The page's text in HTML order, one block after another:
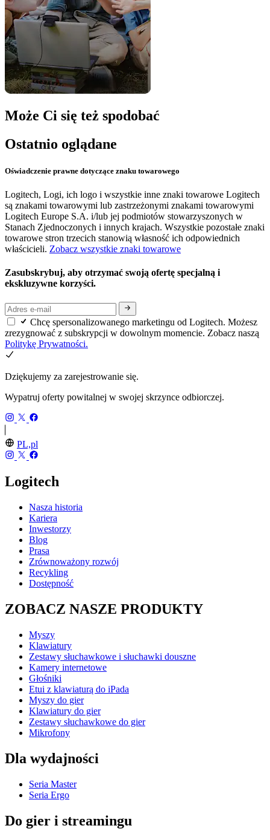
Może Ci się też spodobać
Ostatnio oglądane
Oświadczenie prawne dotyczące znaku towarowego
Logitech, Logi, ich logo i wszystkie inne znaki towarowe Logitech
są znakami towarowymi lub zastrzeżonymi znakami towarowymi
Logitech Europe S.A. i/lub jej podmiotów stowarzyszonych w
Stanach Zjednoczonych i innych krajach. Wszystkie pozostałe znaki
towarowe stron trzecich stanowią własność ich odpowiednich
właścicieli. Zobacz wszystkie znaki towarowe
Zasubskrybuj, aby otrzymać swoją ofertę specjalną i
ekskluzywne korzyści.
Chcę spersonalizowanego marketingu od Logitech. Możesz
zrezygnować z subskrypcji w dowolnym momencie. Zobacz naszą
Politykę Prywatności.
Dziękujemy za zarejestrowanie się.
Wypatruj oferty powitalnej w swojej skrzynce odbiorczej.
PL,pl
Logitech
Nasza historia
Kariera
Inwestorzy
Blog
Prasa
Zrównoważony rozwój
Recykling
Dostępność
ZOBACZ NASZE PRODUKTY
Myszy
Klawiatury
Zestawy słuchawkowe i słuchawki douszne
Kamery internetowe
Głośniki
Etui z klawiaturą do iPada
Myszy do gier
Klawiatury do gier
Zestawy słuchawkowe do gier
Mikrofony
Dla wydajności
Seria Master
Seria Ergo
Do gier i streamingu